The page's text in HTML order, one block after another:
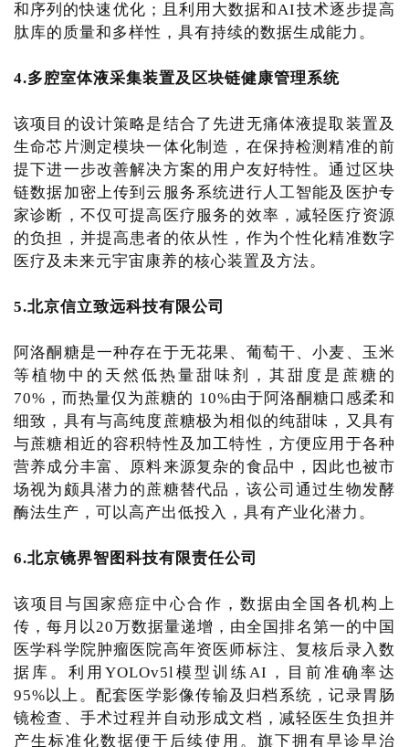
和序列的快速优化；且利用大数据和AI技术逐步提高
肽库的质量和多样性，具有持续的数据生成能力。
4.多腔室体液采集装置及区块链健康管理系统
该项目的设计策略是结合了先进无痛体液提取装置及
生命芯片测定模块一体化制造，在保持检测精准的前
提下进一步改善解决方案的用户友好特性。通过区块
链数据加密上传到云服务系统进行人工智能及医护专
家诊断，不仅可提高医疗服务的效率，减轻医疗资源
的负担，并提高患者的依从性，作为个性化精准数字
医疗及未来元宇宙康养的核心装置及方法。
5.北京信立致远科技有限公司
阿洛酮糖是一种存在于无花果、葡萄干、小麦、玉米
等植物中的天然低热量甜味剂，其甜度是蔗糖的
70%，而热量仅为蔗糖的 10%由于阿洛酮糖口感柔和
细致，具有与高纯度蔗糖极为相似的纯甜味，又具有
与蔗糖相近的容积特性及加工特性，方便应用于各种
营养成分丰富、原料来源复杂的食品中，因此也被市
场视为颇具潜力的蔗糖替代品，该公司通过生物发酵
酶法生产，可以高产出低投入，具有产业化潜力。
6.北京镜界智图科技有限责任公司
该项目与国家癌症中心合作，数据由全国各机构上
传，每月以20万数据量递增，由全国排名第一的中国
医学科学院肿瘤医院高年资医师标注、复核后录入数
据库。利用YOLOv5l模型训练AI，目前准确率达
95%以上。配套医学影像传输及归档系统，记录胃肠
镜检查、手术过程并自动形成文档，减轻医生负担并
产生标准化数据便于后续使用。旗下拥有早诊早治